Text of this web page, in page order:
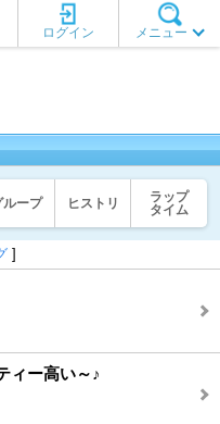
メニュー
ログイン
ループ ヒストリ
ラップ
タイム
]
ィー高い～♪